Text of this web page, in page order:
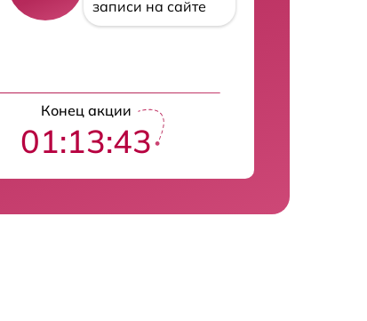
записи на сайте
Конец акции
01:13:42